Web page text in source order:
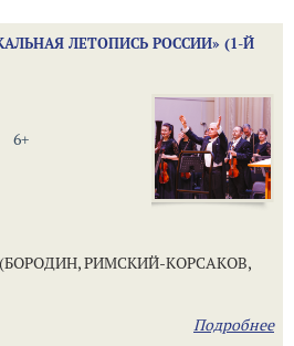
ЛЕТОПИСЬ РОССИИ» (1-Й
6+
РИМСКИЙ-КОРСАКОВ,
Подробнее